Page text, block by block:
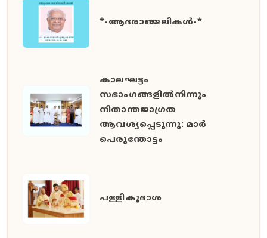
*-ആദരാഞ്ജലികൾ-*
കാലഘട്ടം
സഭാംഗങ്ങളിൽനിന്നും
നിതാന്തജാഗ്രത
ആവശ്യപ്പെടുന്നു: മാർ
പെരുന്തോട്ടം
പള്ളികൂദാശ